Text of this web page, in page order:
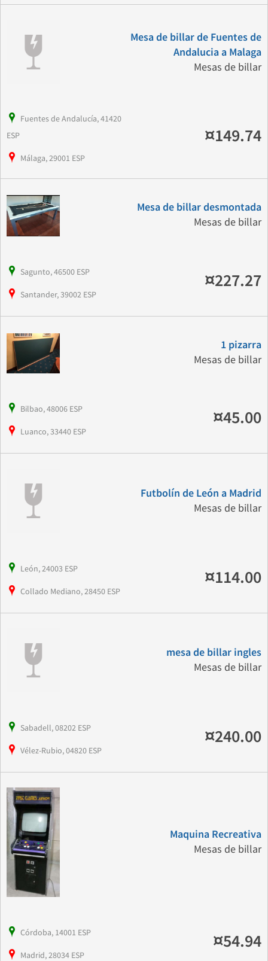
Mesa de billar de Fuentes de
Andalucia a Malaga
Mesas de billar
Fuentes de Andalucía, 41420
ESP
Málaga, 29001 ESP
¤149.74
Mesa de billar desmontada
Mesas de billar
Sagunto, 46500 ESP
Santander, 39002 ESP
¤227.27
1 pizarra
Mesas de billar
Bilbao, 48006 ESP
Luanco, 33440 ESP
¤45.00
Futbolín de León a Madrid
Mesas de billar
León, 24003 ESP
Collado Mediano, 28450 ESP
¤114.00
mesa de billar ingles
Mesas de billar
Sabadell, 08202 ESP
Vélez-Rubio, 04820 ESP
¤240.00
Maquina Recreativa
Mesas de billar
Córdoba, 14001 ESP
Madrid, 28034 ESP
¤54.94